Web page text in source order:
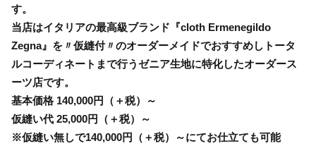
す。
当店はイタリアの最高級ブランド『cloth Ermenegildo
Zegna』を〃仮縫付〃のオーダーメイドでおすすめしトータ
ルコーディネートまで行うゼニア生地に特化したオーダース
ーツ店です。
基本価格 140,000円（＋税）～
仮縫い代 25,000円（＋税）～
※仮縫い無しで140,000円（＋税）～にてお仕立ても可能